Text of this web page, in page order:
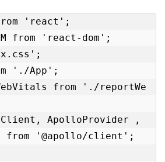
'react';
from 'react-dom';
'./App';
from './reportWe
ApolloProvider ,
from '@apollo/client';